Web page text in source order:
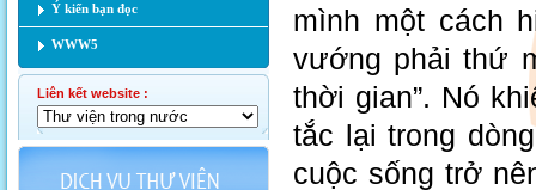
Ý kiến bạn đọc
WWW5
Liên kết website :
mình một cách
vướng phải thứ
thời gian”. Nó
tắc lại trong
cuộc sống trở